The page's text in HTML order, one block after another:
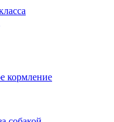
кормление